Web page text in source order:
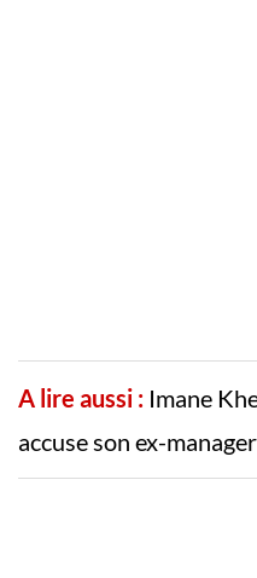
A lire aussi : Imane
accuse son ex-